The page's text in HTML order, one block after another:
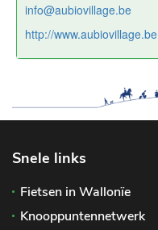
info@aubiovillage.be
http://www.aubiovillage.be
Snele links
Fietsen in Wallonïe
Knooppuntennetwerk